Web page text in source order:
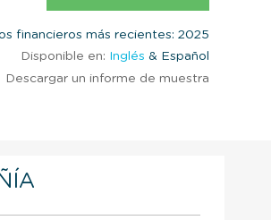
financieros más recientes: 2025
Disponible en: Inglés & Español
Descargar un informe de muestra